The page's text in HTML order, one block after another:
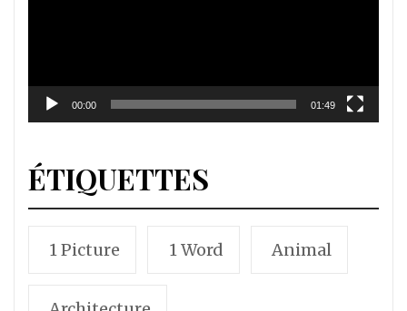
00:00 01:49
ÉTIQUETTES
1 Picture 1 Word Animal